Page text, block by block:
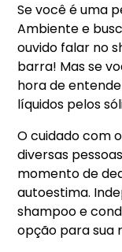
Se você é uma
Ambiente e
ouvido falar no
barra! Mas se
hora de
líquidos pelos
O cuidado com
diversas
momento de
autoestima.
shampoo e
opção para sua